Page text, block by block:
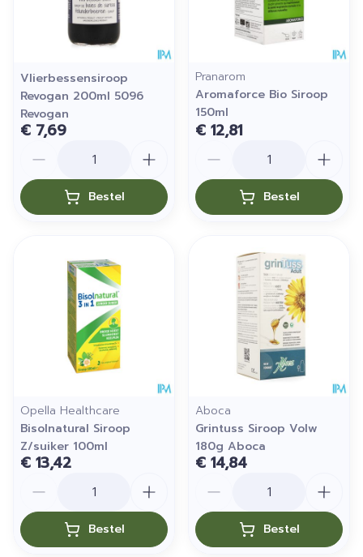
Vlierbessensiroop
Revogan 200ml 5096
Revogan
€ 7,69
Bestel
Pranarom
Aromaforce Bio Siroop
150ml
€ 12,81
Bestel
Opella Healthcare
Bisolnatural Siroop
Z/suiker 100ml
€ 13,42
Bestel
Aboca
Grintuss Siroop Volw
180g Aboca
€ 14,84
Bestel